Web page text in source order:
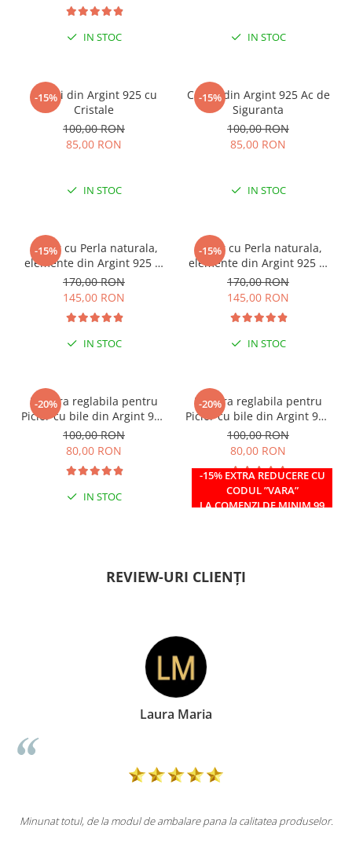
IN STOC IN STOC
-15%
Cercei din Argint 925 cu
Cristale
100,00 RON
85,00 RON
IN STOC
-15%
Cercei din Argint 925 Ac de
Siguranta
100,00 RON
85,00 RON
IN STOC
-15%
Colier cu Perla naturala,
elemente din Argint 925 si
margele Miyuki, multicolor
170,00 RON
145,00 RON
IN STOC
-15%
Colier cu Perla naturala,
elemente din Argint 925 si
margele Miyuki, verde/kiwi
170,00 RON
145,00 RON
IN STOC
-20%
Bratara reglabila pentru
Picior cu bile din Argint 925
si margele Miyuki rosii
100,00 RON
80,00 RON
IN STOC
-20%
-15% EXTRA REDUCERE CU
CODUL ”VARA”
LA COMENZI DE MINIM 99
Bratara reglabila pentru
Picior cu bile din Argint 925
si margele Miyuki verzi
100,00 RON
80,00 RON
IN STOC
REVIEW-URI CLIENȚI
produselor.
Doina Georgescu
Totul la superlativ! Produsul, fix descrierea, ambalaj,